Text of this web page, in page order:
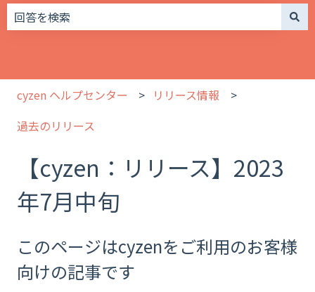
cyzen ヘルプセンター
リリース情報
過去のリリース
【cyzen：リリース】2023
年7月中旬
このページはcyzenをご利用のお客様
向けの記事です